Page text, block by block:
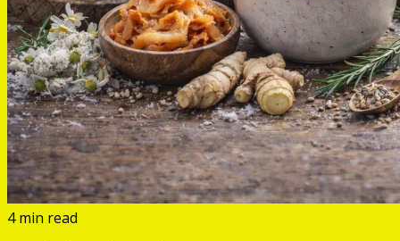
4 min read